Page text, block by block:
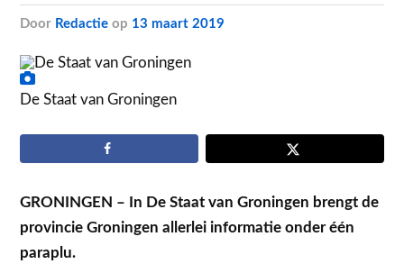
door Redactie op 13 maart 2019
De Staat van Groningen
GRONINGEN – In De Staat van Groningen brengt de
provincie Groningen allerlei informatie onder één
paraplu.